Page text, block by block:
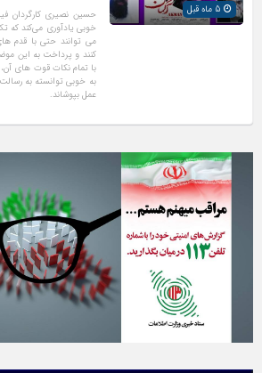
حسین نصیری کارگردان
خوبی یادآوری می‌کند که
می توانند حتی با قدم
کنند و پرداخت به این
با تمام نکات قوت های
به خوبی توانسته به
عمل بپوشاند.